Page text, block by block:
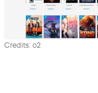
Credits: o2